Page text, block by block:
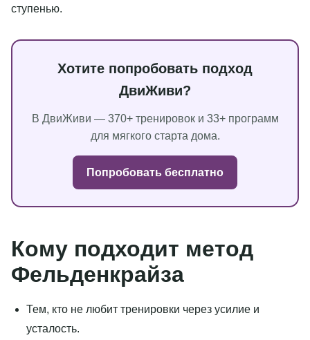
ступенью.
Хотите попробовать подход
ДвиЖиви?
В ДвиЖиви — 370+ тренировок и 33+ программ
для мягкого старта дома.
Попробовать бесплатно
Кому подходит метод
Фельденкрайза
Тем, кто не любит тренировки через усилие и
усталость.